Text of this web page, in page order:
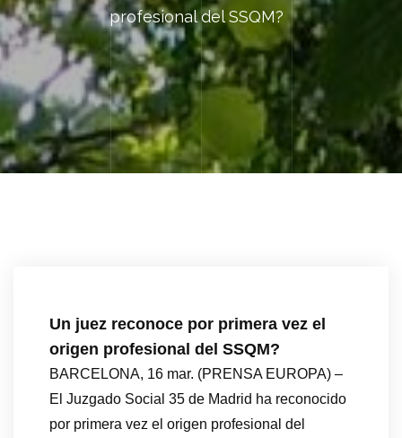
profesional del SSQM?
Un juez reconoce por primera vez el
origen profesional del SSQM?
BARCELONA, 16 mar. (PRENSA EUROPA) –
El Juzgado Social 35 de Madrid ha reconocido
por primera vez el origen profesional del